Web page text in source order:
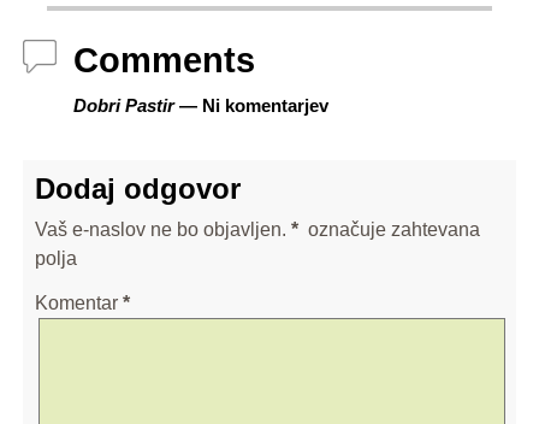
Comments
Dobri Pastir— Ni komentarjev
Dodaj odgovor
Vaš e-naslov ne bo objavljen. * označuje zahtevana
polja
Komentar *